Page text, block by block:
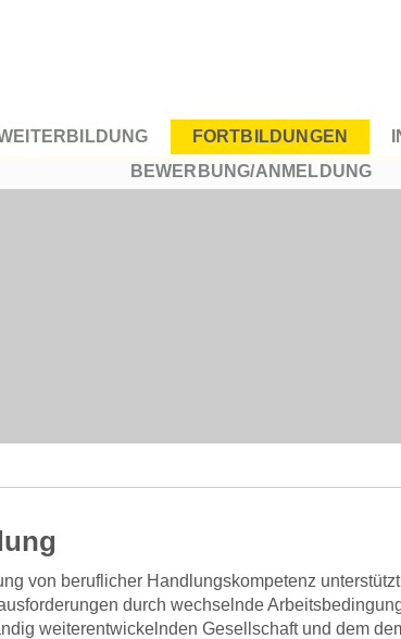
FORTBILDUNGEN
BEWERBUNG/ANMELDUNG
von beruflicher Handlungskompetenz
durch wechselnde
weiterentwickelnden Gesellschaft und dem